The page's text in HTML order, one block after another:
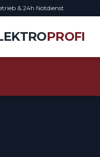
& 24h Notdienst
PROFI